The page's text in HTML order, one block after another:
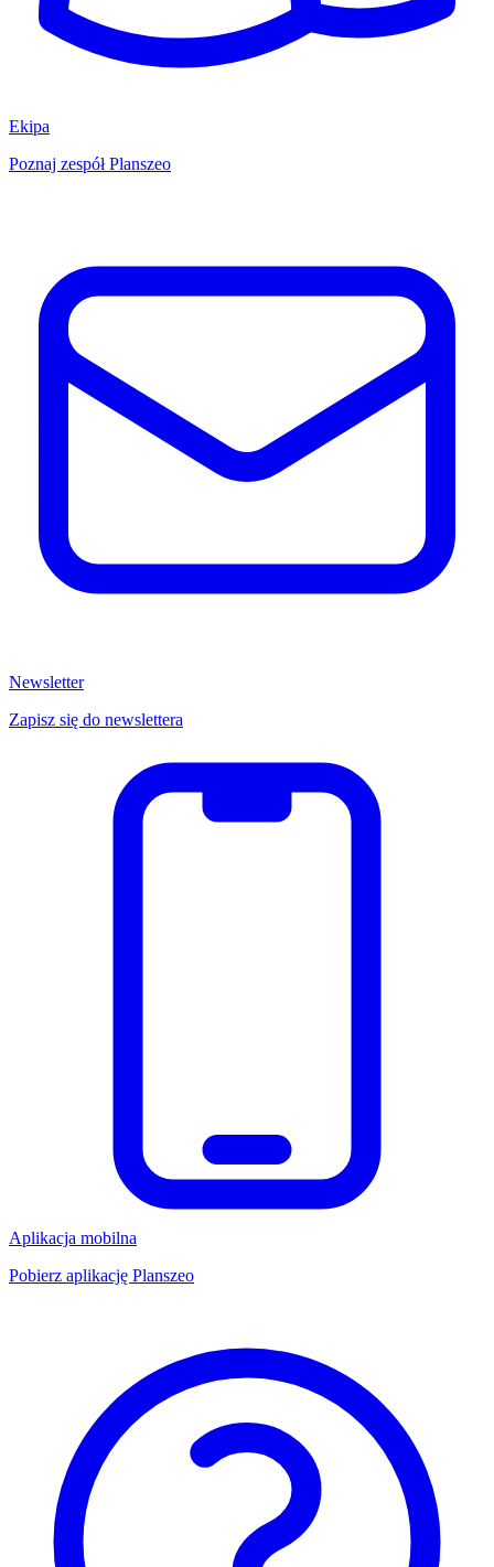
Ekipa
Poznaj zespół Planszeo
Newsletter
Zapisz się do newslettera
Aplikacja mobilna
Pobierz aplikację Planszeo